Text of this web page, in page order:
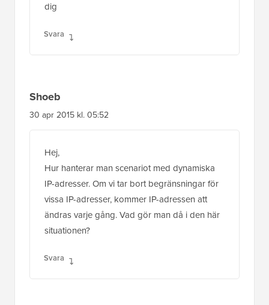
dig
Svara
Shoeb
30 apr 2015 kl. 05:52
Hej,
Hur hanterar man scenariot med dynamiska
IP-adresser. Om vi tar bort begränsningar för
vissa IP-adresser, kommer IP-adressen att
ändras varje gång. Vad gör man då i den här
situationen?
Svara